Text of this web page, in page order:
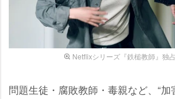
Netflixシリーズ『鉄槌教師』独
問題生徒・腐敗教師・毒親など、“加